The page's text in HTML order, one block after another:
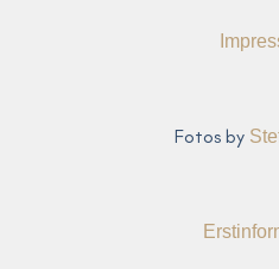
Fotos by